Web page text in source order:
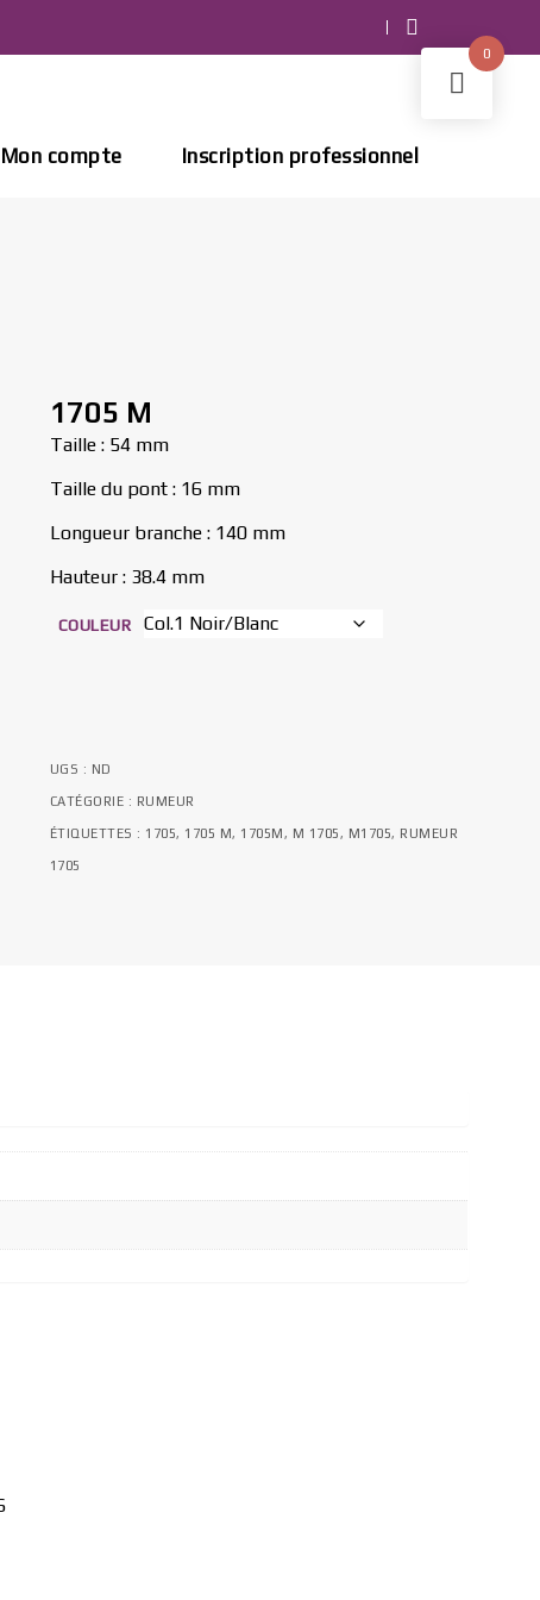
Mon compte Inscription professionnel
1705 M
Taille : 54 mm
Taille du pont : 16 mm
Longueur branche : 140 mm
Hauteur : 38.4 mm
COULEUR
UGS : ND
CATÉGORIE : RUMEUR
ÉTIQUETTES : 1705, 1705 M, 1705M , M 1705 , M1705, RUMEUR
1705
0